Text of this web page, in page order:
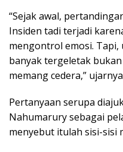
“Sejak awal,
Insiden tadi terjadi
mengontrol emosi.
banyak tergeletak
memang cedera,”
Pertanyaan serupa
Nahumarury sebagai
menyebut itulah sisi-sisi